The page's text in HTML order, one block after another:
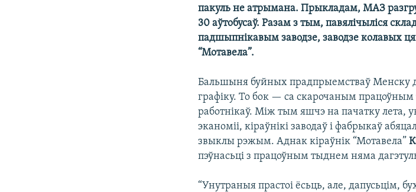
пакуль не атрымана. Прыкладам, МАЗ
30 аўтобусаў. Разам з тым, павялічыліся
падшыпнікавым заводзе, заводзе колавых
“Мотавела”.
Бальшыня буйных прадпрыемстваў Менску
графіку. То бок — са скарочаным працоўным
работнікаў. Між тым яшчэ на пачатку лета,
эканоміі, кіраўнікі заводаў і фабрыкаў
звыклы рэжым. Аднак кіраўнік “Мотавела”
пэўнасьці з працоўным тыднем няма
“Унутраныя прастоі ёсьць, але, дапусьцім,